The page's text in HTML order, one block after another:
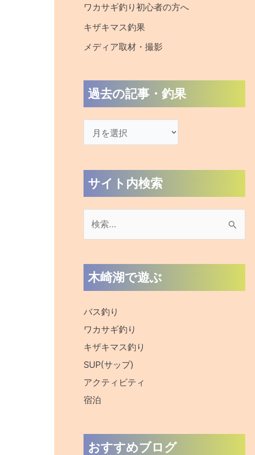
ワカサギ釣り初心者の方へ
キザキマス釣果
メディア取材・撮影
過去の記事・釣果
サイト内検索
検
対
象
木崎湖で遊ぶ
バス釣り
ワカサギ釣り
キザキマス釣り
SUP(サップ)
アクティビティ
宿泊
おすすめブログ